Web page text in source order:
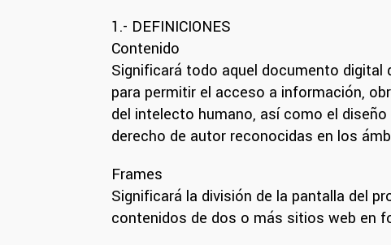
1.- DEFINICIONES
Contenido
Significará todo aquel documento digital
para permitir el acceso a información,
del intelecto humano, así como el
derecho de autor reconocidas en los
Frames
Significará la división de la pantalla del
contenidos de dos o más sitios web en